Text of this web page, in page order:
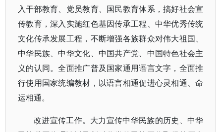
入干部教育、党员教育、国民教育体系，搞好社会宣
传教育，深入实施红色基因传承工程、中华优秀传统
文化传承发展工程，不断增强各族群众对伟大祖国、
中华民族、中华文化、中国共产党、中国特色社会主
义的认同。全面推广普及国家通用语言文字，全面推
行使用国家统编教材，以语言相通促进心灵相通、命
运相通。
改进宣传工作。大力宣传中华民族的历史、中华